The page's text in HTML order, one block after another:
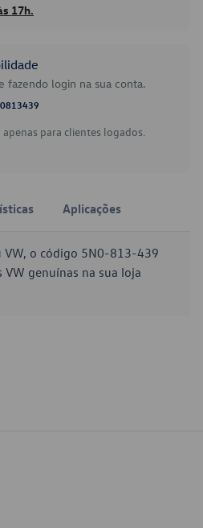
17h.
fazendo login na sua conta.
para clientes logados.
Aplicações
VW, o código 5N0-813-439
VW genuínas na sua loja